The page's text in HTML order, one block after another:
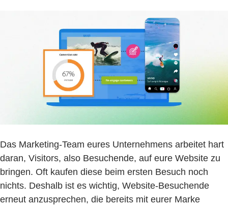
Das Marketing-Team eures Unternehmens arbeitet hart
daran, Visitors, also Besuchende, auf eure Website zu
bringen. Oft kaufen diese beim ersten Besuch noch
nichts. Deshalb ist es wichtig, Website-Besuchende
erneut anzusprechen, die bereits mit eurer Marke